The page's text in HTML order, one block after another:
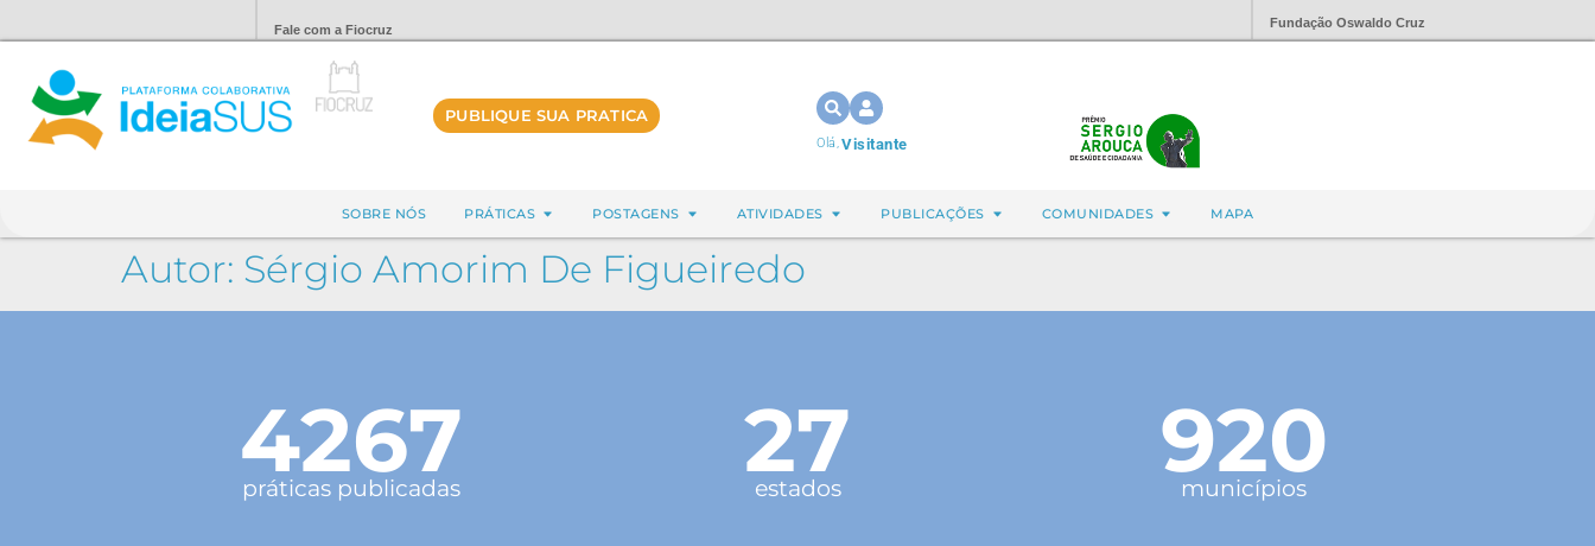
Fale com a Fiocruz Fundação Oswaldo Cruz
PUBLIQUE SUA PRATICA
Olá,Visitante
SOBRE NÓS PRÁTICAS POSTAGENS ATIVIDADES PUBLICAÇÕES COMUNIDADES MAPA
Autor: Sérgio Amorim De Figueiredo
4267
práticas publicadas 27
estados 920
municípios